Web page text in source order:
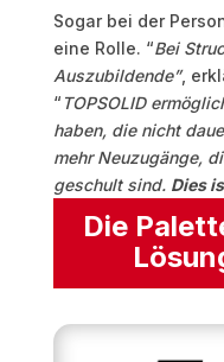
Sogar bei der
eine Rolle. “Bei
Auszubildende”,
“ TOPSOLID
haben, die nicht
mehr Neuzugänge,
geschult sind. Dies
Die